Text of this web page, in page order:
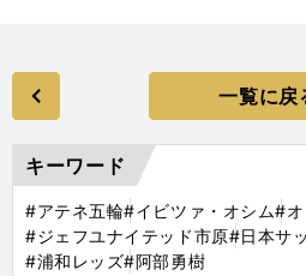
一覧に戻
キーワード
#アテネ五輪#イビツァ・オシム#オ
#ジェフユナイテッド市原#日本サ
#浦和レッズ#阿部勇樹